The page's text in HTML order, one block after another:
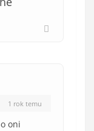
1 rok temu
oni